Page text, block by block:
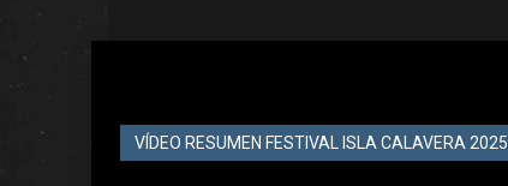
VÍDEO RESUMEN FESTIVAL ISLA CALAVERA 2025